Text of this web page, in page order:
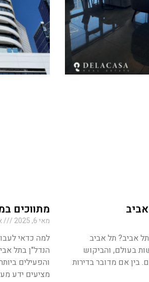
תל אביב? תל אביב
בעולם, והביקוש
בין אם מדובר בדירות
מתווכים
מאי 6, 2025
למה כדאי
הנדל"ן בתל
והפעילים
מציעים ידע